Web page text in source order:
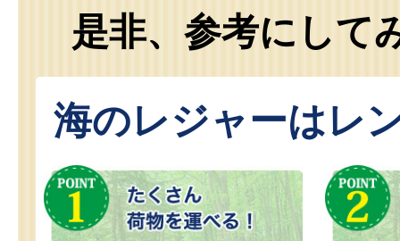
是非、参考にして
海のレジャーはレ